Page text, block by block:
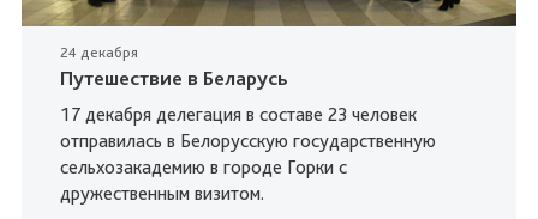
24 декабря
Путешествие в Беларусь
17 декабря делегация в составе 23 человек
отправилась в Белорусскую государственную
сельхозакадемию в городе Горки с
дружественным визитом.